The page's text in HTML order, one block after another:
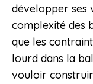
développer ses
complexité des
que les
lourd dans la
vouloir